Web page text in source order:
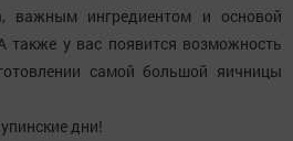
важным ингредиентом и основой
также у вас появится возможность
самой большой яичницы
дни!